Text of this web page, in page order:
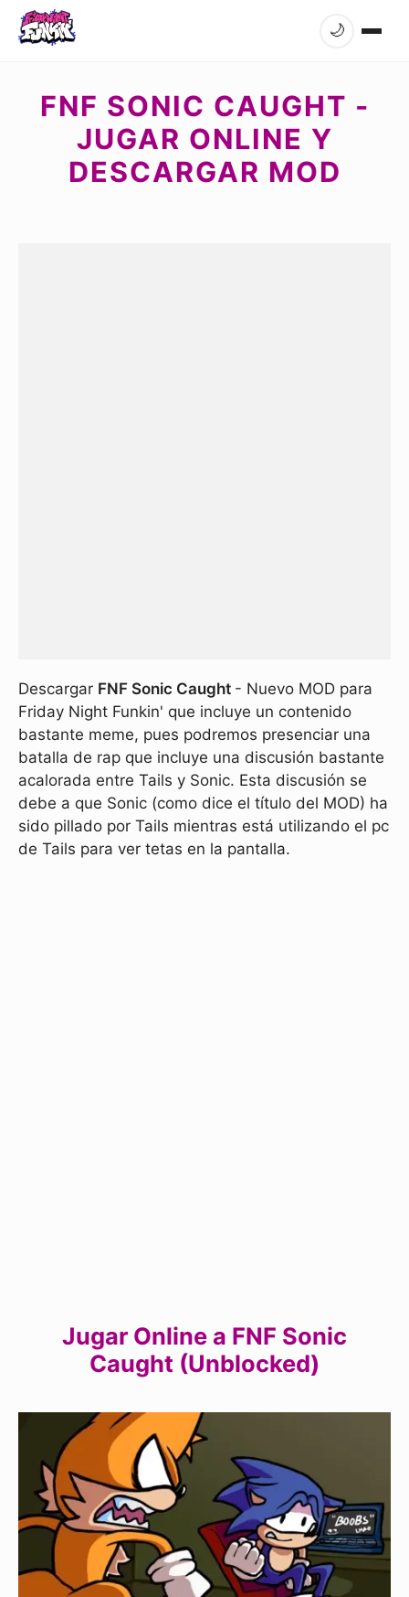
🌙
FNF SONIC CAUGHT -
JUGAR ONLINE Y
DESCARGAR MOD
Descargar FNF Sonic Caught - Nuevo MOD para
Friday Night Funkin' que incluye un contenido
bastante meme, pues podremos presenciar una
batalla de rap que incluye una discusión bastante
acalorada entre Tails y Sonic. Esta discusión se
debe a que Sonic (como dice el título del MOD) ha
sido pillado por Tails mientras está utilizando el pc
de Tails para ver tetas en la pantalla.
Jugar Online a FNF Sonic
Caught (Unblocked)